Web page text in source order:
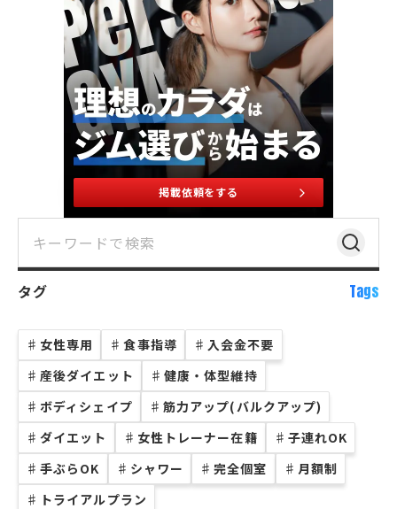
掲載依頼をする
タグ Tags
♯ 女性専用 ♯ 食事指導 ♯ 入会金不要
♯ 産後ダイエット ♯ 健康・体型維持
♯ ボディシェイプ ♯ 筋力アップ(バルクアップ)
♯ ダイエット ♯ 女性トレーナー在籍 ♯ 子連れOK
♯ 手ぶらOK ♯ シャワー ♯ 完全個室 ♯ 月額制
♯ トライアルプラン